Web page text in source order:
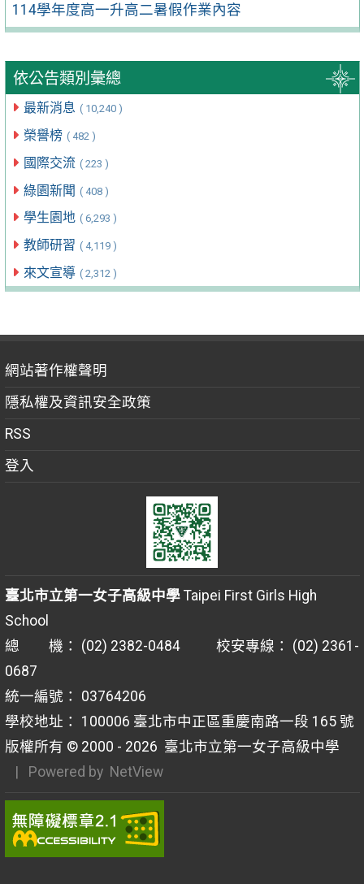
114學年度高一升高二暑假作業內容
依公告類別彙總
最新消息 ( 10,240 )
榮譽榜 ( 482 )
國際交流 ( 223 )
綠園新聞 ( 408 )
學生園地 ( 6,293 )
教師研習 ( 4,119 )
來文宣導 ( 2,312 )
網站著作權聲明
隱私權及資訊安全政策
RSS
登入
臺北市立第一女子高級中學Taipei First Girls High
School
總 機： (02) 2382-0484 校安專線： (02) 2361-
0687
統一編號： 03764206
學校地址： 100006 臺北市中正區重慶南路一段 165 號
版權所有 © 2000 - 2026 臺北市立第一女子高級中學
| Powered by NetView